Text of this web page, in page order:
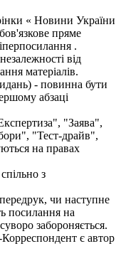
« Новини України
пряме
.
від
матеріалів.
- повинна бути
абзаці
"Заява",
"Тест-драйв",
на правах
з
чи наступне
посилання на
забороняється.
є автор